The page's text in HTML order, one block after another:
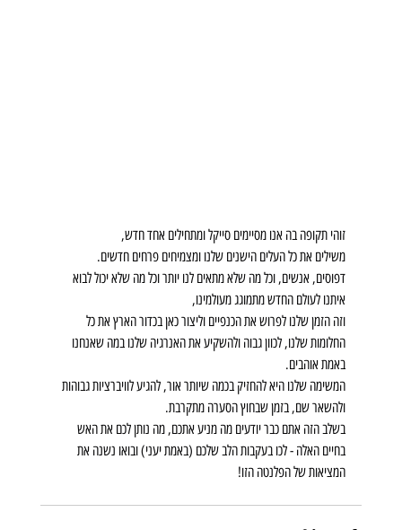
זוהי תקופה בה אנו מסיימים סייקל ומתחילים אחד חדש,
משילים את כל העלים הישנים שלנו ומצמיחים פרחים חדשים.
דפוסים, אנשים, וכל מה שלא מתאים לנו יותר וכל מה שלא יכול לבוא
איתנו לעולם החדש מתמוגג מעולמינו,
וזה הזמן שלנו לפרוש את הכנפיים וליצור כאן בכדור הארץ את כל
החלומות שלנו, לכוון גבוה ולהשקיע את האנרגיה שלנו במה שאנחנו
באמת אוהבים.
המשימה שלנו היא להחזיק בכמה שיותר אור, להגיע לוויברציות גבוהות
ולהשאר שם, בזמן שבחוץ הסערה מתקרבת.
בשלב הזה אתם כבר יודעים מה מניע אתכם, מה נותן לכם את האש
בחיים האלה - לכו בעקבות הלב שלכם (באמת יעני) ובואו נשנה את
המציאות של הפלנטה הזו!